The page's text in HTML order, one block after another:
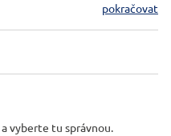
pokračovat
a vyberte tu správnou.